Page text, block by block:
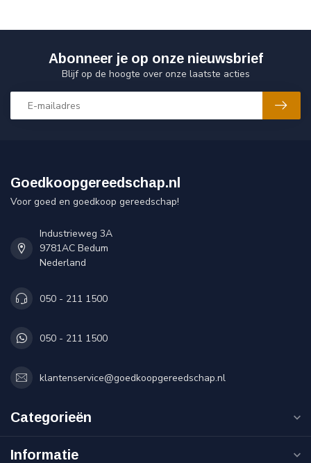
Abonneer je op onze nieuwsbrief
Blijf op de hoogte over onze laatste acties
Goedkoopgereedschap.nl
Voor goed en goedkoop gereedschap!
Industrieweg 3A
9781AC Bedum
Nederland
050 - 211 1500
050 - 211 1500
klantenservice@goedkoopgereedschap.nl
Categorieën
Informatie